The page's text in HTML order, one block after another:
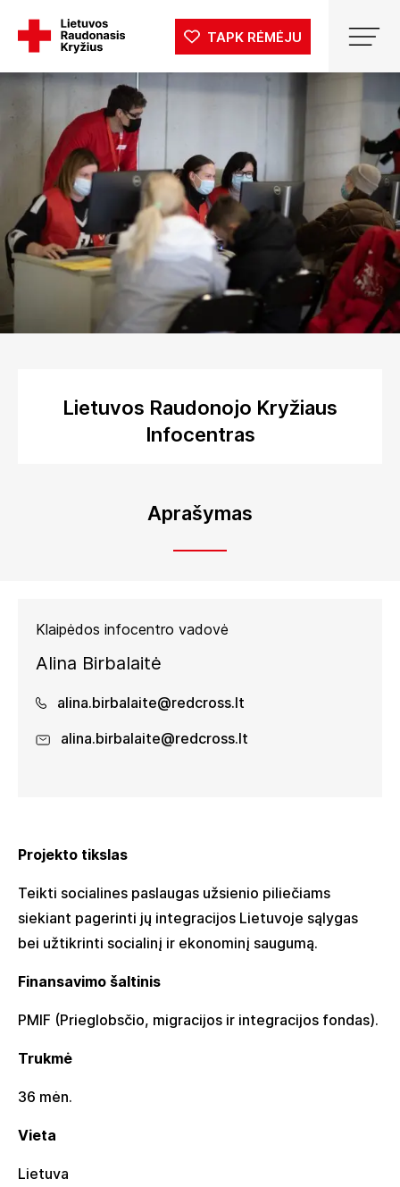
TAPK RĖMĖJU
Lietuvos Raudonojo Kryžiaus
Infocentras
Aprašymas
Klaipėdos infocentro vadovė
Alina Birbalaitė
alina.birbalaite@redcross.lt
alina.birbalaite@redcross.lt
Projekto tikslas
Teikti socialines paslaugas užsienio piliečiams
siekiant pagerinti jų integracijos Lietuvoje sąlygas
bei užtikrinti socialinį ir ekonominį saugumą.
Finansavimo šaltinis
PMIF (Prieglobsčio, migracijos ir integracijos fondas).
Trukmė
36 mėn.
Vieta
Lietuva